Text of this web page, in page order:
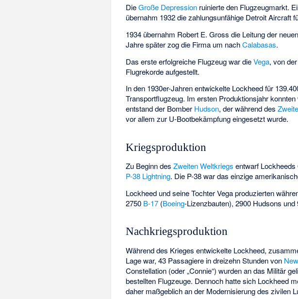
DieGroße Depression ruinierte den Flugzeugmarkt.
übernahm 1932 die zahlungsunfähige Detroit Aircraft
1934 übernahm Robert E. Gross die Leitung der
Jahre später zog die Firma um nachCalabasas.
Das erste erfolgreiche Flugzeug war dieVega, von
Flugrekorde aufgestellt.
In den 1930er-Jahren entwickelte Lockheed für
Transportflugzeug. Im ersten Produktionsjahr
entstand der Bomber Hudson, der während des
vor allem zur U-Bootbekämpfung eingesetzt wurde.
Kriegsproduktion
Zu Beginn desZweiten Weltkriegs entwarf
P-38 Lightning. Die P-38 war das einzige
Lockheed und seine TochterVegaproduzierten
2750 B-17 (Boeing-Lizenzbauten), 2900 Hudsons und
Nachkriegsproduktion
Während des Krieges entwickelte Lockheed,
Lage war, 43 Passagiere in dreizehn Stunden von
Constellation (oder „Connie“) wurden an das Militär
bestellten Flugzeuge. Dennoch hatte sich Lockheed
daher maßgeblich an der Modernisierung des zivilen